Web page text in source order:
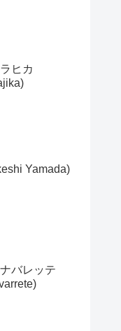
ヒカ
Yamada)
バレッテ